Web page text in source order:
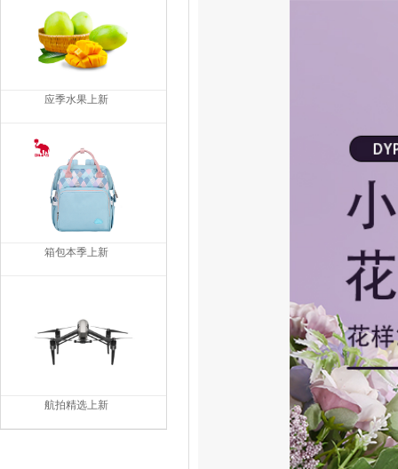
应季水果上新
箱包本季上新
航拍精选上新